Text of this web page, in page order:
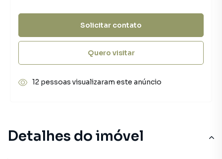
Detalhes do imóvel
Solicitar contato
Quero visitar
12 pessoas visualizaram este anúncio